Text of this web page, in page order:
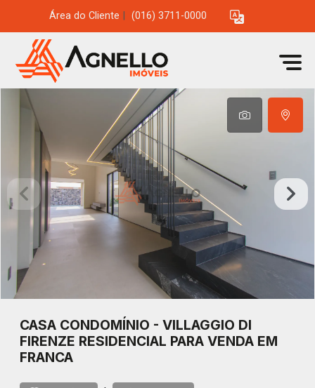
Área do Cliente (016) 3711-0000
CASA CONDOMÍNIO - VILLAGGIO DI
FIRENZE RESIDENCIAL PARA VENDA EM
FRANCA